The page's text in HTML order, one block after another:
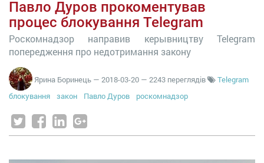
Павло Дуров прокоментував
процес блокування Telegram
Роскомнадзор направив керывництву Telegram
попередження про недотримання закону
Ярина Боринець — 2018-03-20 — 2243 переглядів
Telegram
блокування
закон Павло Дуров роскомнадзор